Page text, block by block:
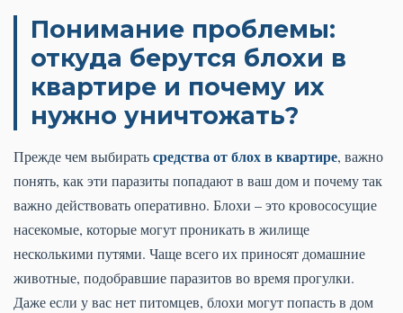
Понимание проблемы:
откуда берутся блохи в
квартире и почему их
нужно уничтожать?
Прежде чем выбиратьсредства от блох в квартире, важно
понять, как эти паразиты попадают в ваш дом и почему так
важно действовать оперативно. Блохи – это кровососущие
насекомые, которые могут проникать в жилище
несколькими путями. Чаще всего их приносят домашние
животные, подобравшие паразитов во время прогулки.
Даже если у вас нет питомцев, блохи могут попасть в дом